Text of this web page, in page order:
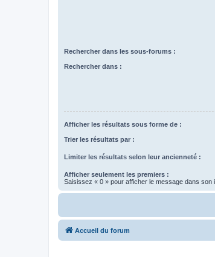
Rechercher dans les sous-forums :
Rechercher dans :
Afficher les résultats sous forme de :
Trier les résultats par :
Limiter les résultats selon leur ancienneté :
Afficher seulement les premiers :
Saisissez « 0 » pour afficher le message dans son
Accueil du forum